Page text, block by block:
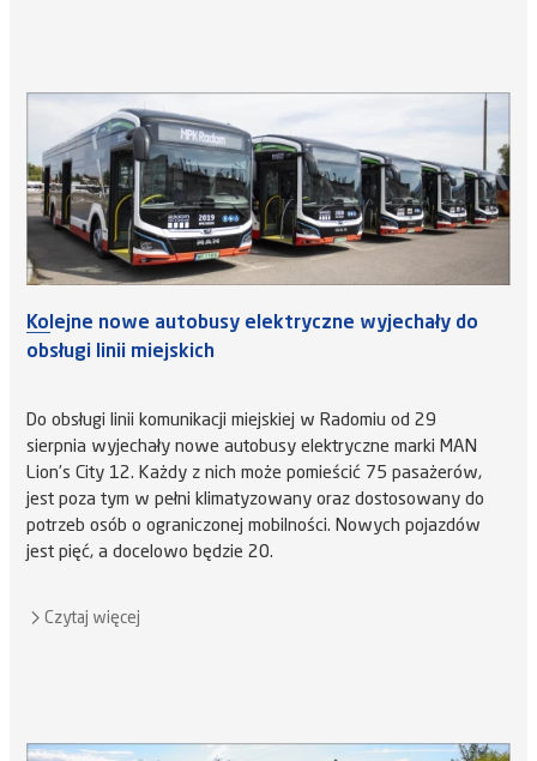
Kolejne nowe autobusy elektryczne wyjechały do
obsługi linii miejskich
Do obsługi linii komunikacji miejskiej w Radomiu od 29
sierpnia wyjechały nowe autobusy elektryczne marki MAN
Lion’s City 12. Każdy z nich może pomieścić 75 pasażerów,
jest poza tym w pełni klimatyzowany oraz dostosowany do
potrzeb osób o ograniczonej mobilności. Nowych pojazdów
jest pięć, a docelowo będzie 20.
Czytaj więcej